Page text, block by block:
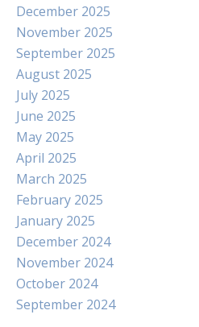
December 2025
November 2025
September 2025
August 2025
July 2025
June 2025
May 2025
April 2025
March 2025
February 2025
January 2025
December 2024
November 2024
October 2024
September 2024